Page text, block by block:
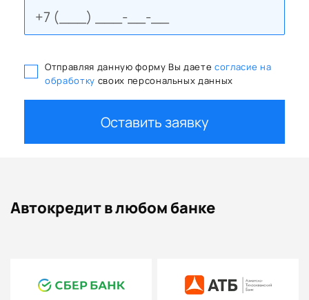
Отправляя данную форму Вы даете согласие на
обработку своих персональных данных
Оставить заявку
Автокредит в любом банке